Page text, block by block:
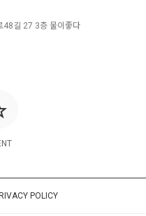
48길 27 3층 물이좋다
POLICY